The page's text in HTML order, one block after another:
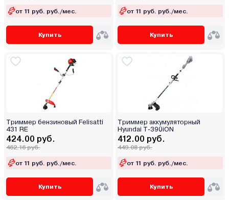
от 11 руб. руб./мес.
Купить
от 11 руб. руб./мес.
Купить
Триммер бензиновый Felisatti
431 RE
424.00 руб.
462.16 руб.
от 11 руб. руб./мес.
Купить
Триммер аккумуляторный
Hyundai T-390iON
412.00 руб.
449.08 руб.
от 11 руб. руб./мес.
Купить